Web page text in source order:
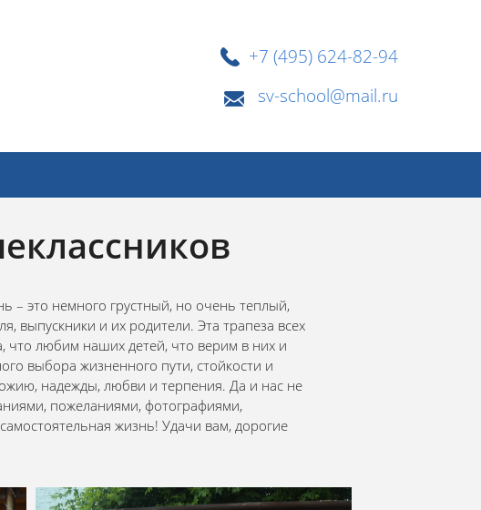
+7 (495) 624-82-94
sv-school@mail.ru
– это немного грустный, но очень теплый,
выпускники и их родители. Эта трапеза всех
что любим наших детей, что верим в них и
выбора жизненного пути, стойкости и
надежды, любви и терпения. Да и нас не
пожеланиями, фотографиями,
жизнь! Удачи вам, дорогие